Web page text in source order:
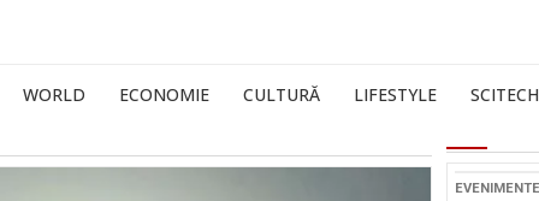
WORLD ECONOMIE CULTURĂ LIFESTYLE SCITECH
EVENIMENTE